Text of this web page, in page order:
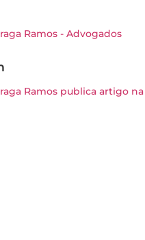
Ramos - Advogados
Ramos publica artigo na